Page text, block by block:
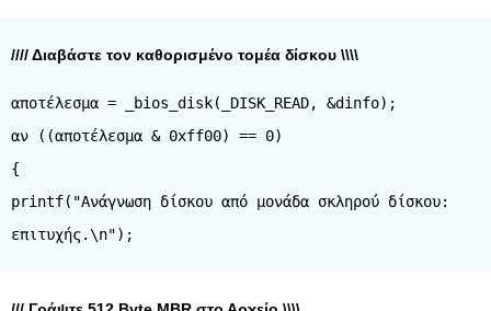
//// Διαβάστε τον καθορισμένο τομέα δίσκου \\\\
αποτέλεσμα = _bios_disk(_DISK_READ, &dinfo);
αν ((αποτέλεσμα & 0xff00) == 0)
{
printf("Ανάγνωση δίσκου από μονάδα σκληρού δίσκου: